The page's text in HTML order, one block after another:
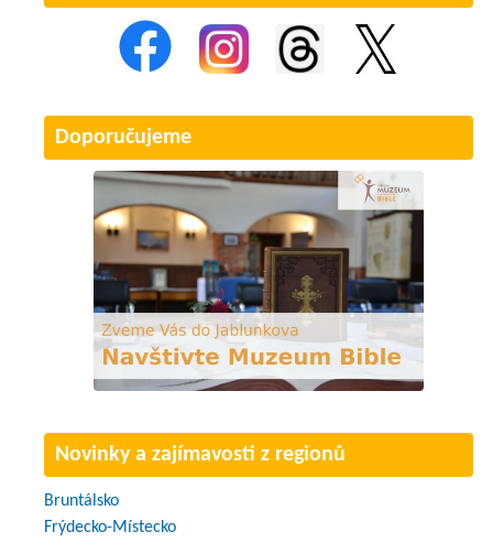
Doporučujeme
Novinky a zajímavosti z regionů
Bruntálsko
Frýdecko-Místecko